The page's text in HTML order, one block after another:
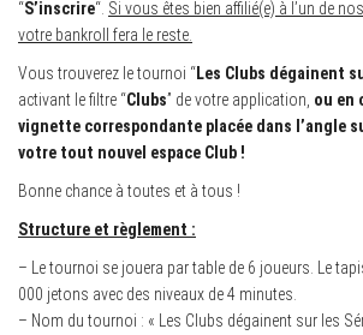
“S’inscrire“. Si vous êtes bien affilié(e) à l’un de
votre bankroll fera le reste.
Vous trouverez le tournoi “Les Clubs dégainent
activant le filtre “Clubs” de votre application, ou en
vignette correspondante placée dans l’angle
votre tout nouvel espace Club !
Bonne chance à toutes et à tous !
Structure et règlement :
– Le tournoi se jouera par table de 6 joueurs. Le
000 jetons avec des niveaux de 4 minutes.
– Nom du tournoi : « Les Clubs dégainent sur les